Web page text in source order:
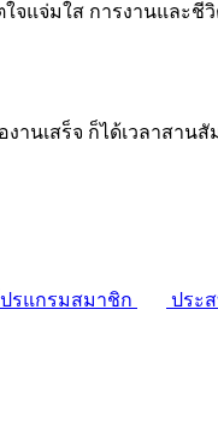
จแจ่มใส การงานและชี
านเสร็จ ก็ได้เวลาสา
รแกรมสมาชิก ประ